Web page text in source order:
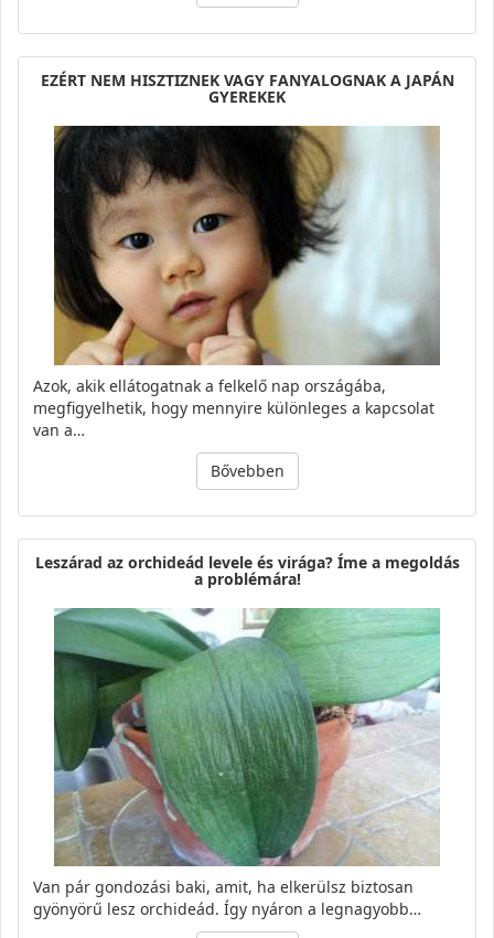
EZÉRT NEM HISZTIZNEK VAGY FANYALOGNAK A JAPÁN
GYEREKEK
Azok, akik ellátogatnak a felkelő nap országába,
megfigyelhetik, hogy mennyire különleges a kapcsolat
van a…
Bővebben
Leszárad az orchideád levele és virága? Íme a megoldás
a problémára!
Van pár gondozási baki, amit, ha elkerülsz biztosan
gyönyörű lesz orchideád. Így nyáron a legnagyobb…